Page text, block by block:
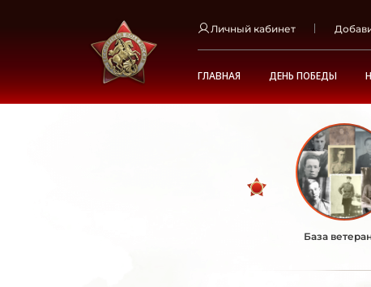
Личный кабинет
ГЛАВНАЯ ДЕНЬ ПОБЕДЫ
База